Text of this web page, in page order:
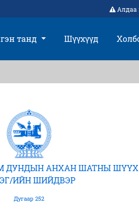
Алдаа
танд Шүүхүүд
ДУНДЫН АНХАН ШАТНЫ
ИЙН ШИЙДВЭР
Дугаар 252